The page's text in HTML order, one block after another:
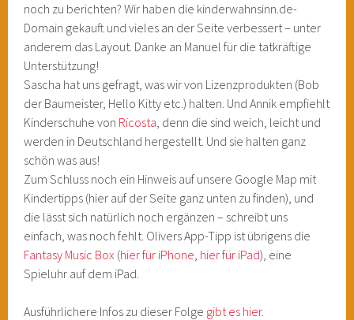
noch zu berichten? Wir haben die kinderwahnsinn.de-
Domain gekauft und vieles an der Seite verbessert – unter
anderem das Layout. Danke an Manuel für die tatkräftige
Unterstützung!
Sascha hat uns gefragt, was wir von Lizenzprodukten (Bob
der Baumeister, Hello Kitty etc.) halten. Und Annik empfiehlt
Kinderschuhe von Ricosta, denn die sind weich, leicht und
werden in Deutschland hergestellt. Und sie halten ganz
schön was aus!
Zum Schluss noch ein Hinweis auf unsere Google Map mit
Kindertipps (hier auf der Seite ganz unten zu finden), und
die lässt sich natürlich noch ergänzen – schreibt uns
einfach, was noch fehlt. Olivers App-Tipp ist übrigens die
Fantasy Music Box (hier für iPhone, hier für iPad), eine
Spieluhr auf dem iPad.
Ausführlichere Infos zu dieser Folge gibt es hier.